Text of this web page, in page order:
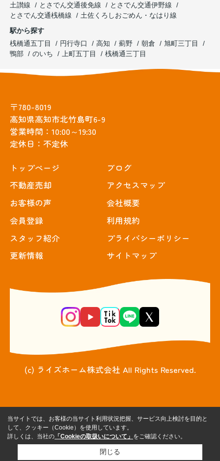
土讃線
とさでん交通後免線
とさでん交通伊野線
とさでん交通桟橋線
土佐くろしおごめん・なはり線
駅から探す
桟橋通五丁目
円行寺口 高知 薊野 朝倉
旭町三丁目
鴨部
のいち 上町五丁目 桟橋通三丁目
〒780-8019
高知県高知市北竹島町6-9
営業時間：10:00～19:30
定休日：不定休
トップぺージ
不動産売却
お客様の声
会員登録
スタッフ紹介
更新情報
ブログ
アクセスマップ
会社概要
利用規約
プライバシーポリシー
サイトマップ
(c) ライズホーム株式会社 All Rights Reserved.
当サイトでは、お客様の当サイト利用状況把握、サービス向上検討を目的と
して、クッキー（Cookie）を使用しています。
詳しくは、当社の 「Cookieの取扱いについて」 をご確認ください。
閉じる